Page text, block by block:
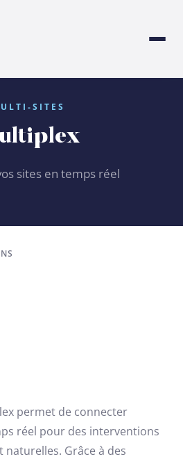
SITES
sites en temps réel
permet de connecter
réel pour des interventions
Grâce à des